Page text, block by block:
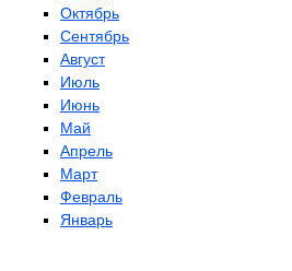
Октябрь
Сентябрь
Август
Июль
Июнь
Май
Апрель
Март
Февраль
Январь